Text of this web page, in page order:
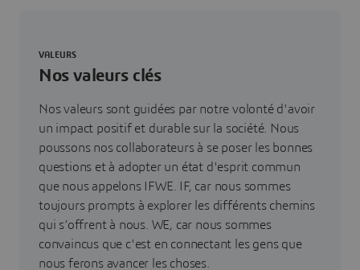
Nos valeurs clés
VALEURS
Nos valeurs sont guidées par notre volonté d'avoir
un impact positif et durable sur la société. Nous
poussons nos collaborateurs à se poser les bonnes
questions et à adopter un état d'esprit commun
que nous appelons IFWE. IF, car nous sommes
toujours prompts à explorer les différents chemins
qui s’offrent à nous. WE, car nous sommes
convaincus que c'est en connectant les gens que
nous ferons avancer les choses.